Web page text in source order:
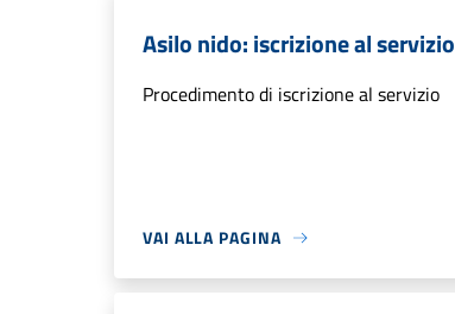
Asilo nido: iscrizione al servizio
Procedimento di iscrizione al servizio
VAI ALLA PAGINA